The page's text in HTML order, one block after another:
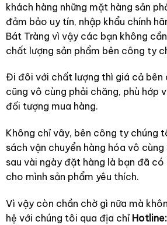
khách hàng những mặt hàng sản
đảm bảo uy tín, nhập khẩu chính
Bát Tràng vì vậy các bạn không
chất lượng sản phẩm bên công ty
Đi đôi với chất lượng thì giá cả bên
cũng vô cùng phải chăng, phù hớp
đối tượng mua hàng.
Không chỉ vây, bên công ty chúng
sách vận chuyển hàng hóa vô
sau vài ngày đặt hàng là bạn đã có
cho mình sản phẩm yêu thích.
Vì vậy còn chần chờ gì nữa mà
hệ với chúng tôi qua địa chỉ